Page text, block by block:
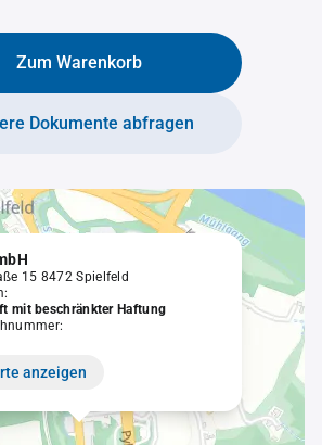
Zum Warenkorb
Dokumente abfragen
15 8472 Spielfeld
mit beschränkter Haftung
anzeigen